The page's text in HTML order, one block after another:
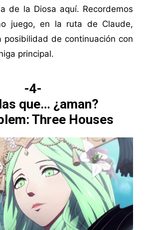
de la Diosa aquí. Recordemos
juego, en la ruta de Claude,
posibilidad de continuación con
principal.
-4-
que… ¿aman?
Three Houses